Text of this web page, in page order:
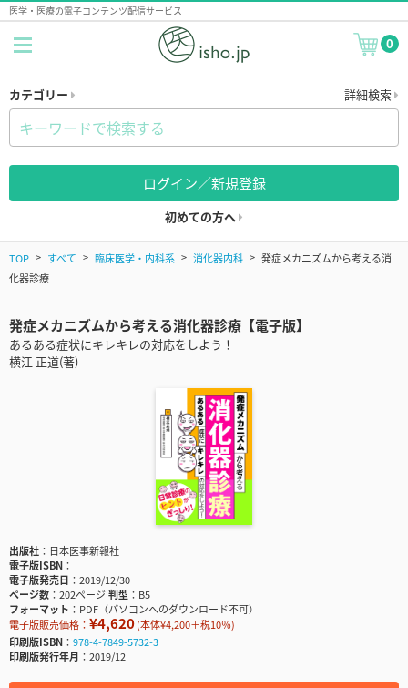
医学・医療の電子コンテンツ配信サービス
0
カテゴリー 詳細検索
ログイン／新規登録
初めての方へ
TOP すべて 臨床医学・内科系 消化器内科
発症メカニズムから考える消
化器診療
発症メカニズムから考える消化器診療【電子版】
あるある症状にキレキレの対応をしよう！
横江 正道(著)
出版社
日本医事新報社
電子版ISBN
電子版発売日
2019/12/30
ページ数
202ページ判型
B5
フォーマット
PDF（パソコンへのダウンロード不可）
電子版販売価格： ¥4,620(本体¥4,200＋税10％)
印刷版ISBN
978-4-7849-5732-3
印刷版発行年月
2019/12